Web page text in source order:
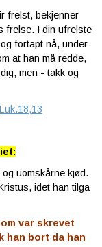
frelst, bekjenner
frelse. I din ufrelste
fortapt nå, under
at han må redde,
men - takk og
Luk.18,13
uomskårne kjød.
idet han tilga
var skrevet
han bort da han